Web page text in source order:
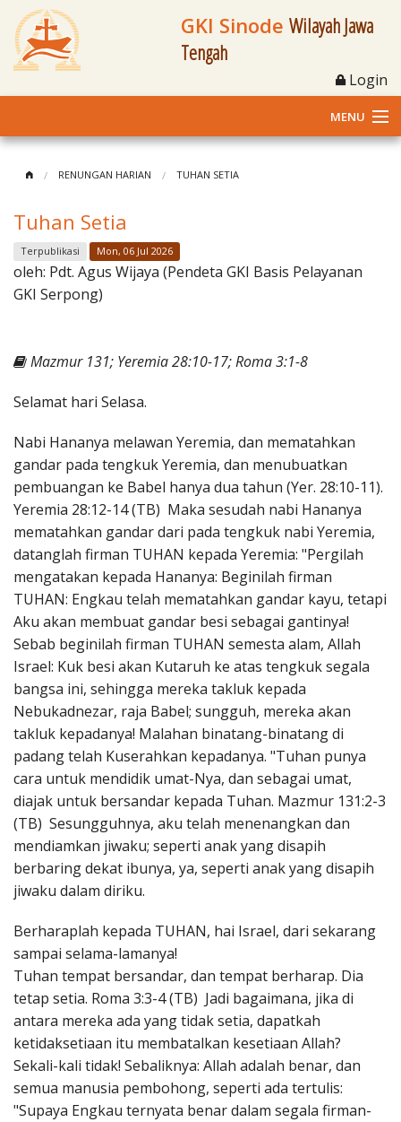
GKI Sinode Wilayah Jawa
Tengah
Login
MENU
Klasis dan Jemaat
Berita Kegiatan
Materi
RENUNGAN HARIAN TUHAN SETIA
Tuhan Setia
Terpublikasi Mon, 06 Jul 2026
oleh: Pdt. Agus Wijaya (Pendeta GKI Basis Pelayanan
GKI Serpong)
Mazmur 131; Yeremia 28:10-17; Roma 3:1-8
Selamat hari Selasa.
Nabi Hananya melawan Yeremia, dan mematahkan
gandar pada tengkuk Yeremia, dan menubuatkan
pembuangan ke Babel hanya dua tahun (Yer. 28:10-11).
Yeremia 28:12-14 (TB) Maka sesudah nabi Hananya
mematahkan gandar dari pada tengkuk nabi Yeremia,
datanglah firman TUHAN kepada Yeremia: "Pergilah
mengatakan kepada Hananya: Beginilah firman
TUHAN: Engkau telah mematahkan gandar kayu, tetapi
Aku akan membuat gandar besi sebagai gantinya!
Sebab beginilah firman TUHAN semesta alam, Allah
Israel: Kuk besi akan Kutaruh ke atas tengkuk segala
bangsa ini, sehingga mereka takluk kepada
Nebukadnezar, raja Babel; sungguh, mereka akan
takluk kepadanya! Malahan binatang-binatang di
padang telah Kuserahkan kepadanya. "Tuhan punya
cara untuk mendidik umat-Nya, dan sebagai umat,
diajak untuk bersandar kepada Tuhan. Mazmur 131:2-3
(TB) Sesungguhnya, aku telah menenangkan dan
mendiamkan jiwaku; seperti anak yang disapih
berbaring dekat ibunya, ya, seperti anak yang disapih
jiwaku dalam diriku.
Berharaplah kepada TUHAN, hai Israel, dari sekarang
sampai selama-lamanya!
Tuhan tempat bersandar, dan tempat berharap. Dia
tetap setia. Roma 3:3-4 (TB) Jadi bagaimana, jika di
antara mereka ada yang tidak setia, dapatkah
ketidaksetiaan itu membatalkan kesetiaan Allah?
Sekali-kali tidak! Sebaliknya: Allah adalah benar, dan
semua manusia pembohong, seperti ada tertulis:
"Supaya Engkau ternyata benar dalam segala firman-